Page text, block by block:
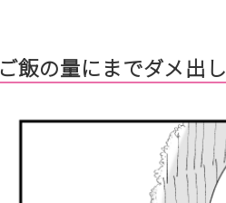
ご飯の量にまでダメ出し